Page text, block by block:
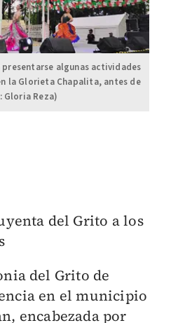
algunas actividades
la Glorieta Chapalita, antes de
Reza)
del Grito a los
del Grito de
en el municipio
encabezada por